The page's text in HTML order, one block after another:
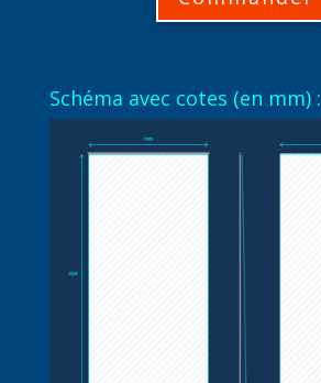
Schéma avec cotes (en mm) :